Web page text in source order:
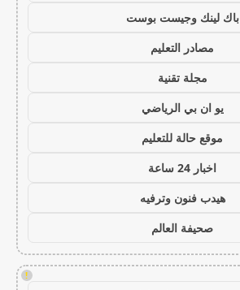
باك لينك وجيست بوست
مصادر التعليم
مجلة تقنية
يو ان بي الرياضي
موقع حالة للتعليم
اخبار 24 ساعة
هيدب فنون وترفيه
صحيفة العالم
!